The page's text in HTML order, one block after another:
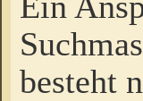
besteht